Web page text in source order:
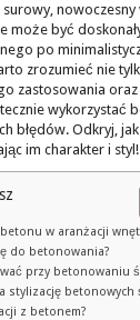
może być
po
zrozumieć nie
zastosowania
wykorzystać
błędów. Odkryj,
im charakter i styl!
w aranżacji
do betonowania?
przy betonowaniu
stylizację betonowych
z betonem?